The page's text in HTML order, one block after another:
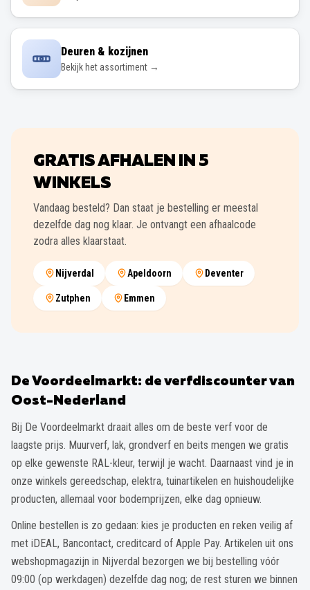
Deuren & kozijnen
Bekijk het assortiment →
GRATIS AFHALEN IN 5
WINKELS
Vandaag besteld? Dan staat je bestelling er meestal
dezelfde dag nog klaar. Je ontvangt een afhaalcode
zodra alles klaarstaat.
Nijverdal Apeldoorn Deventer
Zutphen Emmen
De Voordeelmarkt: de verfdiscounter van
Oost-Nederland
Bij De Voordeelmarkt draait alles om de beste verf voor de
laagste prijs. Muurverf, lak, grondverf en beits mengen we gratis
op elke gewenste RAL-kleur, terwijl je wacht. Daarnaast vind je in
onze winkels gereedschap, elektra, tuinartikelen en huishoudelijke
producten, allemaal voor bodemprijzen, elke dag opnieuw.
Online bestellen is zo gedaan: kies je producten en reken veilig af
met iDEAL, Bancontact, creditcard of Apple Pay. Artikelen uit ons
webshopmagazijn in Nijverdal bezorgen we bij bestelling vóór
09:00 (op werkdagen) dezelfde dag nog; de rest sturen we binnen